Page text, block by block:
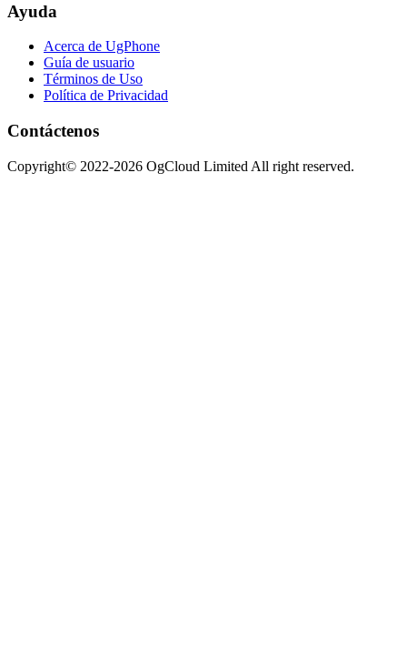
Ayuda
Acerca de UgPhone
Guía de usuario
Términos de Uso
Política de Privacidad
Contáctenos
Copyright© 2022-2026 OgCloud Limited All right reserved.